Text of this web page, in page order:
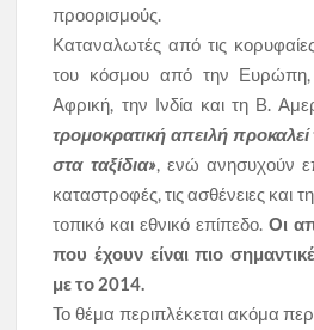
προορισμούς.
Καταναλωτές από τις
του κόσμου από την
Αφρική, την Ινδία και τη Β.
τρομοκρατική απειλή
στα ταξίδια», ενώ ανησυχούν
καταστροφές, τις ασθένειες και
τοπικό και εθνικό επίπεδο. Οι
που έχουν είναι πιο
με το 2014.
Το θέμα περιπλέκεται ακόμα